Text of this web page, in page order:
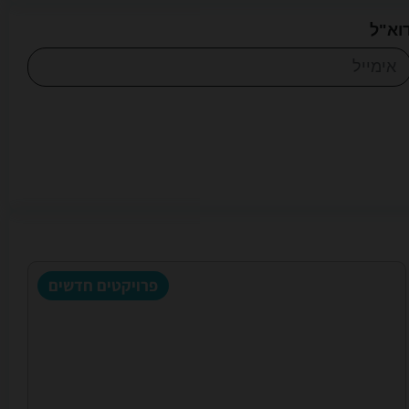
פרויקטים חדשים